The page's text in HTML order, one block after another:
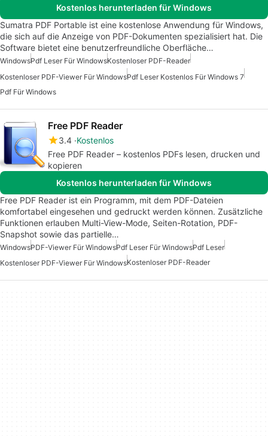
Kostenlos herunterladen für Windows
Sumatra PDF Portable ist eine kostenlose Anwendung für Windows,
die sich auf die Anzeige von PDF-Dokumenten spezialisiert hat. Die
Software bietet eine benutzerfreundliche Oberfläche…
WindowsPdf Leser Für WindowsKostenloser PDF-Reader
Kostenloser PDF-Viewer Für WindowsPdf Leser Kostenlos Für Windows 7
Pdf Für Windows
Free PDF Reader
3.4 Kostenlos
Free PDF Reader – kostenlos PDFs lesen, drucken und
kopieren
Kostenlos herunterladen für Windows
Free PDF Reader ist ein Programm, mit dem PDF-Dateien
komfortabel eingesehen und gedruckt werden können. Zusätzliche
Funktionen erlauben Multi-View-Mode, Seiten-Rotation, PDF-
Snapshot sowie das partielle…
WindowsPDF-Viewer Für WindowsPdf Leser Für WindowsPdf Leser
Kostenloser PDF-Viewer Für WindowsKostenloser PDF-Reader